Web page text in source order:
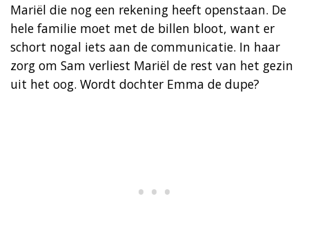
Mariël die nog een rekening heeft openstaan. De
hele familie moet met de billen bloot, want er
schort nogal iets aan de communicatie. In haar
zorg om Sam verliest Mariël de rest van het gezin
uit het oog. Wordt dochter Emma de dupe?